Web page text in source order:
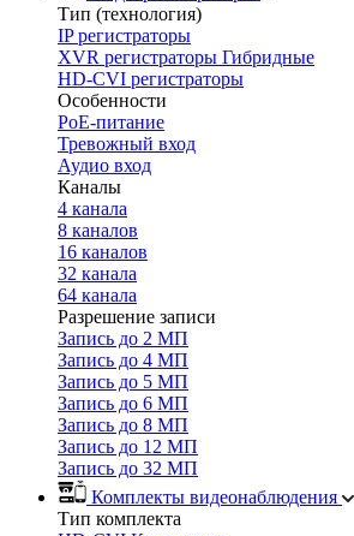
Тип (технология)
IP регистраторы
XVR регистраторы Гибридные
HD-CVI регистраторы
Особенности
PoE-питание
Тревожный вход
Аудио вход
Каналы
4 канала
8 каналов
16 каналов
32 канала
64 канала
Разрешение записи
Запись до 2 МП
Запись до 4 МП
Запись до 5 МП
Запись до 6 МП
Запись до 8 МП
Запись до 12 МП
Запись до 32 МП
Комплекты видеонаблюдения
Тип комплекта